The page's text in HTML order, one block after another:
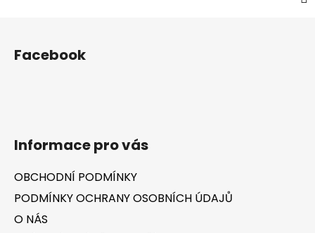
Facebook
Informace pro vás
OBCHODNÍ PODMÍNKY
PODMÍNKY OCHRANY OSOBNÍCH ÚDAJŮ
O NÁS